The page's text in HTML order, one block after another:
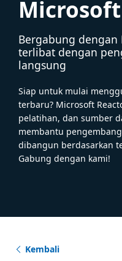
Bergabung dengan
terlibat dengan
langsung
Siap untuk mulai
terbaru? Microsoft
pelatihan, dan sumber
membantu
dibangun berdasarkan
Gabung dengan kami!
Kembali